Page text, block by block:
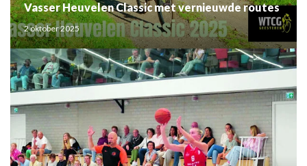
Vasser Heuvelen Classic met vernieuwde routes
2 oktober 2025